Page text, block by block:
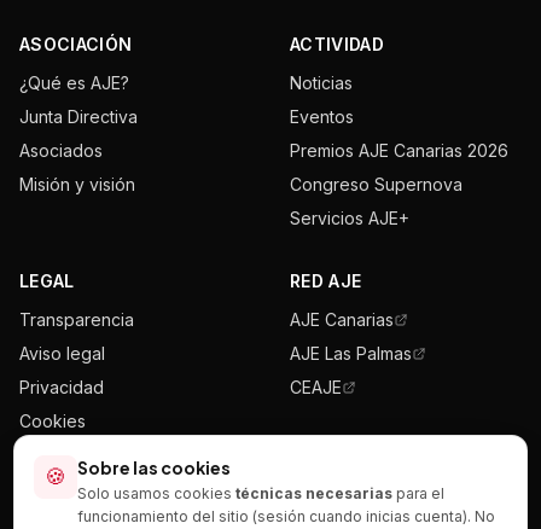
ASOCIACIÓN
¿Qué es AJE?
Junta Directiva
Asociados
Misión y visión
ACTIVIDAD
Noticias
Eventos
Premios AJE Canarias 2026
Congreso Supernova
Servicios AJE+
LEGAL
Transparencia
Aviso legal
Privacidad
Cookies
RED AJE
AJE Canarias
AJE Las Palmas
CEAJE
🍪 Sobre las cookies
Solo usamos cookies técnicas necesarias para el
funcionamiento del sitio (sesión cuando inicias cuenta). No